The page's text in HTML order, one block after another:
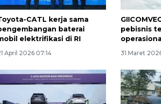
CATL kerja sama
baterai
elektrifikasi di RI
April 2026 07:14
pebisnis
31 Maret
Memberantas
jalanan Jakarta
2026-08-05 18:00:00